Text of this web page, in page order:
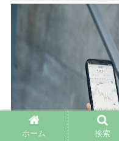
ホーム 検索